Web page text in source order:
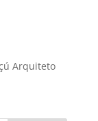
Arquiteto